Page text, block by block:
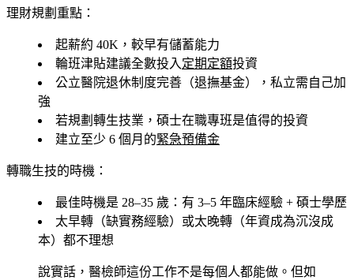
理財規劃重點：
起薪約 40K，較早有儲蓄能力
輪班津貼建議全數投入定期定額投資
公立醫院退休制度完善（退撫基金），私立需自己加
強
若規劃轉生技業，碩士在職專班是值得的投資
建立至少 6 個月的緊急預備金
轉職生技的時機：
最佳時機是 28–35 歲：有 3–5 年臨床經驗 + 碩士學歷
太早轉（缺實務經驗）或太晚轉（年資成為沉沒成
本）都不理想
說實話，醫檢師這份工作不是每個人都能做。但如